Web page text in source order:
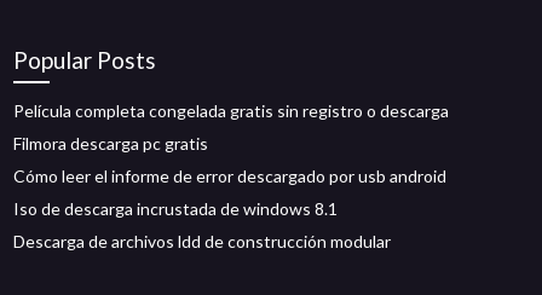
Popular Posts
Película completa congelada gratis sin registro o descarga
Filmora descarga pc gratis
Cómo leer el informe de error descargado por usb android
Iso de descarga incrustada de windows 8.1
Descarga de archivos ldd de construcción modular